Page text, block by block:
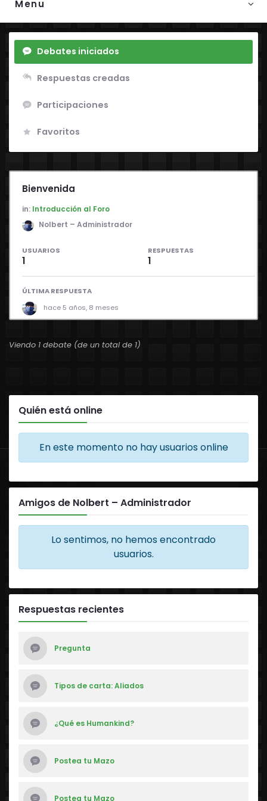
Menu
Debates iniciados
Respuestas creadas
Participaciones
Favoritos
Viendo 1 debate (de un total de 1)
Bienvenida
in: Introducción al Foro
Nolbert – Administrador
USUARIOS
1
RESPUESTAS
1
ÚLTIMA RESPUESTA
hace 5 años, 8 meses
Quién está online
En este momento no hay usuarios online
Amigos de Nolbert – Administrador
Lo sentimos, no hemos encontrado
usuarios.
Respuestas recientes
Pregunta
Tipos de carta: Aliados
¿Qué es Humankind?
Postea tu Mazo
Postea tu Mazo